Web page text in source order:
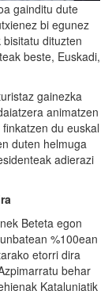
gainditu dute
bi egunez
dituzten
beste, Euskadi,
gainezka
animatzen
du euskal
duten helmuga
adierazi
Beteta egon
%100ean
etorri dira
behar
Kataluniatik